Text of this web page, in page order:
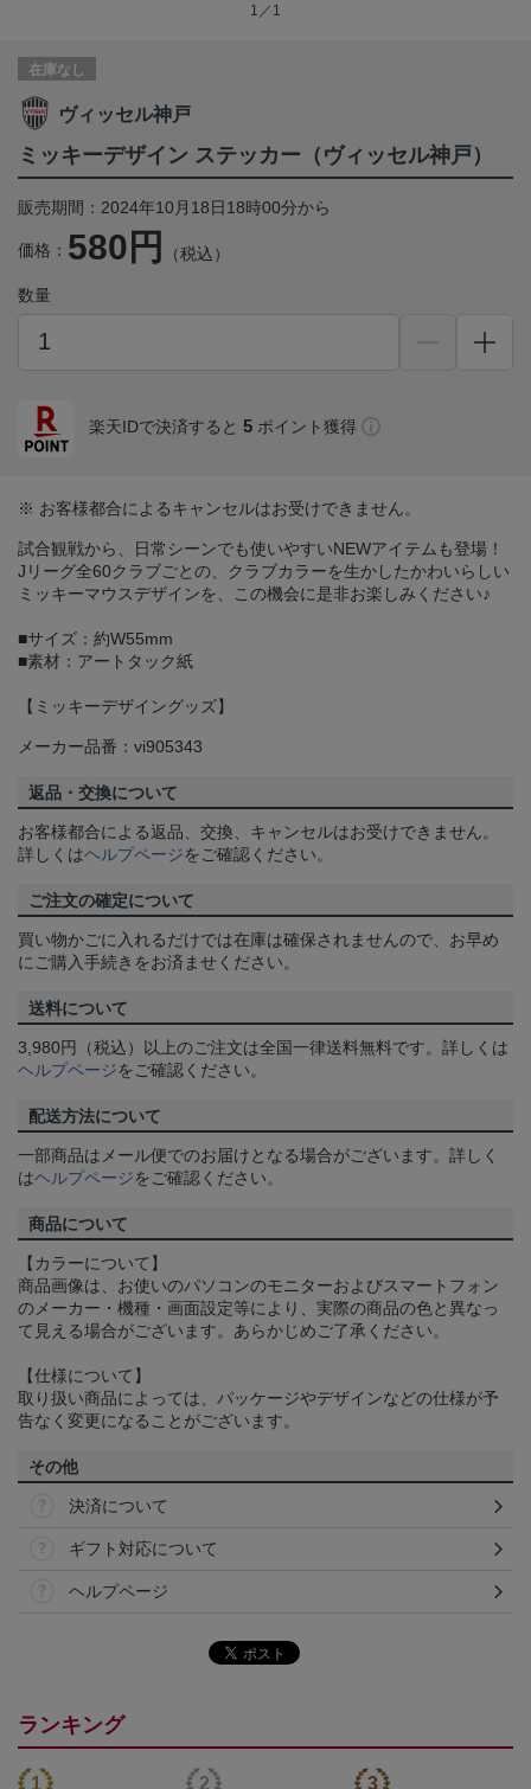
1／1
在庫なし
ヴィッセル神戸
ミッキーデザイン ステッカー（ヴィッセル神戸）
販売期間：2024年10月18日18時00分から
価格： 580円 （税込）
数量
楽天IDで決済すると 5 ポイント獲得
※ お客様都合によるキャンセルはお受けできません。
試合観戦から、日常シーンでも使いやすいNEWアイテムも登場！
Jリーグ全60クラブごとの、クラブカラーを生かしたかわいらしい
ミッキーマウスデザインを、この機会に是非お楽しみください♪
■サイズ：約W55mm
■素材：アートタック紙
【ミッキーデザイングッズ】
メーカー品番：vi905343
返品・交換について
お客様都合による返品、交換、キャンセルはお受けできません。
詳しくはヘルプページをご確認ください。
ご注文の確定について
買い物かごに入れるだけでは在庫は確保されませんので、お早め
にご購入手続きをお済ませください。
送料について
3,980円（税込）以上のご注文は全国一律送料無料です。詳しくは
ヘルプページをご確認ください。
配送方法について
一部商品はメール便でのお届けとなる場合がございます。詳しく
はヘルプページをご確認ください。
商品について
【カラーについて】
商品画像は、お使いのパソコンのモニターおよびスマートフォン
のメーカー・機種・画面設定等により、実際の商品の色と異なっ
て見える場合がございます。あらかじめご了承ください。
【仕様について】
取り扱い商品によっては、パッケージやデザインなどの仕様が予
告なく変更になることがございます。
その他
決済について
ギフト対応について
ヘルプページ
ランキング